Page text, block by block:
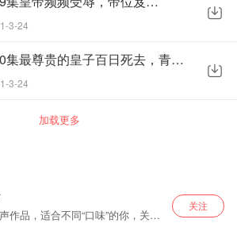
3-24
《天机》第010集最尊贵的皇子百日死去，青年顺治帝痛心疾首1
3-24
加载更多
作品，适合不同“口味”的你，关注
关注